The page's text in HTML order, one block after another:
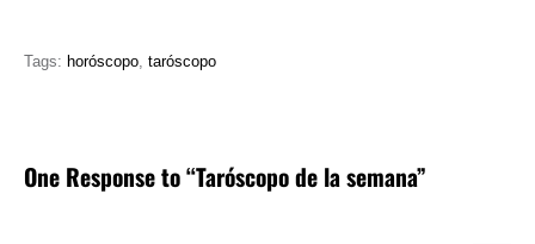
Tags: horóscopo, taróscopo
One Response to “Taróscopo de la semana”